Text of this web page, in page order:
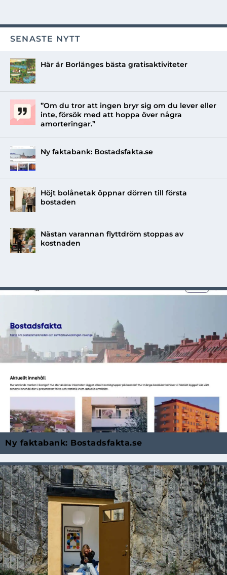
SENASTE NYTT
Här är Borlänges bästa gratisaktiviteter
”Om du tror att ingen bryr sig om du lever eller
inte, försök med att hoppa över några
amorteringar.”
Ny faktabank: Bostadsfakta.se
Höjt bolånetak öppnar dörren till första
bostaden
Nästan varannan flyttdröm stoppas av
kostnaden
Ny faktabank: Bostadsfakta.se